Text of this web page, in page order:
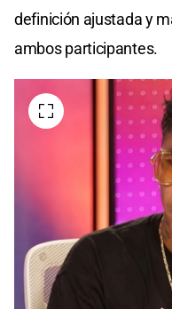
definición ajustada y
ambos participantes.